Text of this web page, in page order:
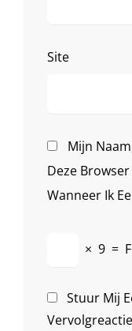
Site
Mijn
Deze
Wanneer Ik
× 9 =
Stuur Mij